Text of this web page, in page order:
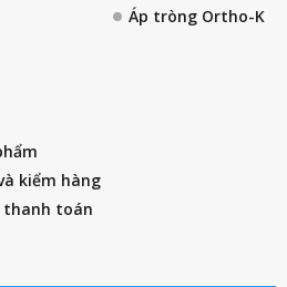
Áp tròng Ortho-K
kiểm hàng
thanh toán